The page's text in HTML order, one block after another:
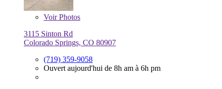
VoirPhotos
3115 Sinton Rd
Colorado Springs, CO 80907
(719) 359-9058
Ouvert aujourd'hui de 8h am à 6h pm